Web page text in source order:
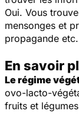
Oui. Vous
mensonges et
propagande etc.
En savoir
Le régime
ovo-lacto-
fruits et